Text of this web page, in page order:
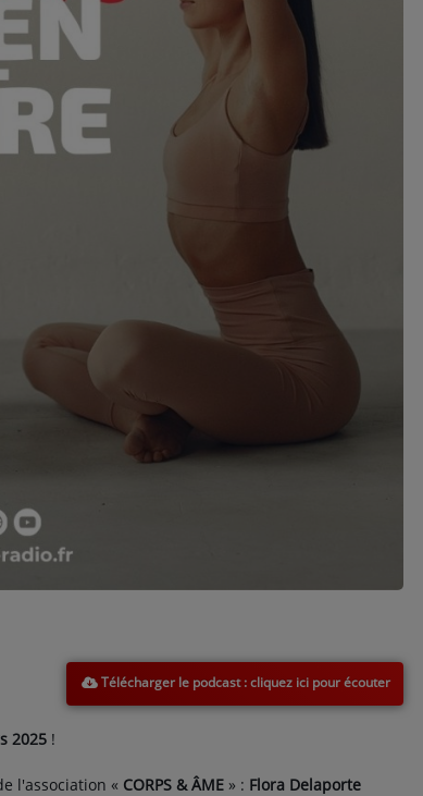
Télécharger le podcast
2025 !
l'association « CORPS & ÂME » : Flora Delaporte
Émilie